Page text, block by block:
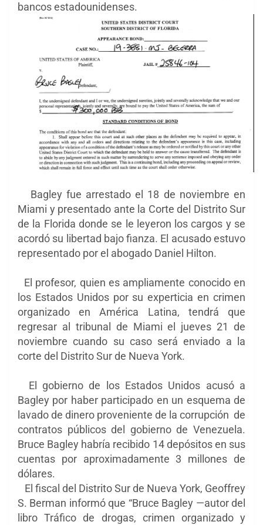
bancos estadounidenses.
Bagley fue arrestado el 18 de noviembre en
Miami y presentado ante la Corte del Distrito Sur
de la Florida donde se le leyeron los cargos y se
acordó su libertad bajo fianza. El acusado estuvo
representado por el abogado Daniel Hilton.
El profesor, quien es ampliamente conocido en
los Estados Unidos por su experticia en crimen
organizado en América Latina, tendrá que
regresar al tribunal de Miami el jueves 21 de
noviembre cuando su caso será enviado a la
corte del Distrito Sur de Nueva York.
El gobierno de los Estados Unidos acusó a
Bagley por haber participado en un esquema de
lavado de dinero proveniente de la corrupción de
contratos públicos del gobierno de Venezuela.
Bruce Bagley habría recibido 14 depósitos en sus
cuentas por aproximadamente 3 millones de
dólares.
El fiscal del Distrito Sur de Nueva York, Geoffrey
S. Berman informó que “Bruce Bagley —autor del
libro Tráfico de drogas, crimen organizado y